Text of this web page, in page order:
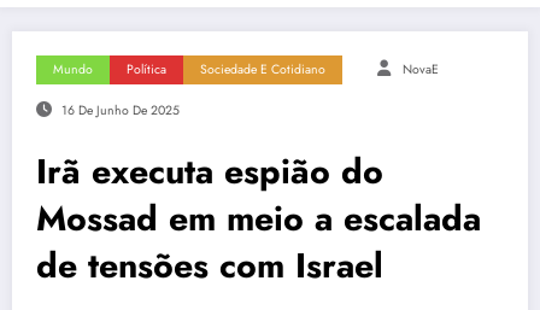
Mundo Política Sociedade E Cotidiano NovaE
16 De Junho De 2025
Irã executa espião do
Mossad em meio a escalada
de tensões com Israel